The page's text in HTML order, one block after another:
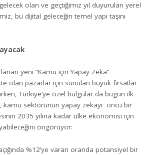
olan ve geçtiğimiz yıl duyurulan yerel
bu dijital geleceğin temel yapı taşını
yeni “Kamu için Yapay Zeka”
olan pazarlar için sunulan büyük fırsatlar
Türkiye’ye özel bulgular da bugün ilk
kamu sektörünün yapay zekayı öncü bir
2035 yılına kadar ülke ekonomisi için
öngörüyor:
%12’ye varan oranda potansiyel bir